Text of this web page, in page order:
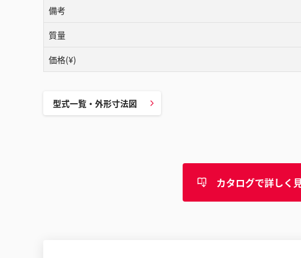
備考
質量
価格(¥)
型式一覧・外形寸法図
カタログで詳しく